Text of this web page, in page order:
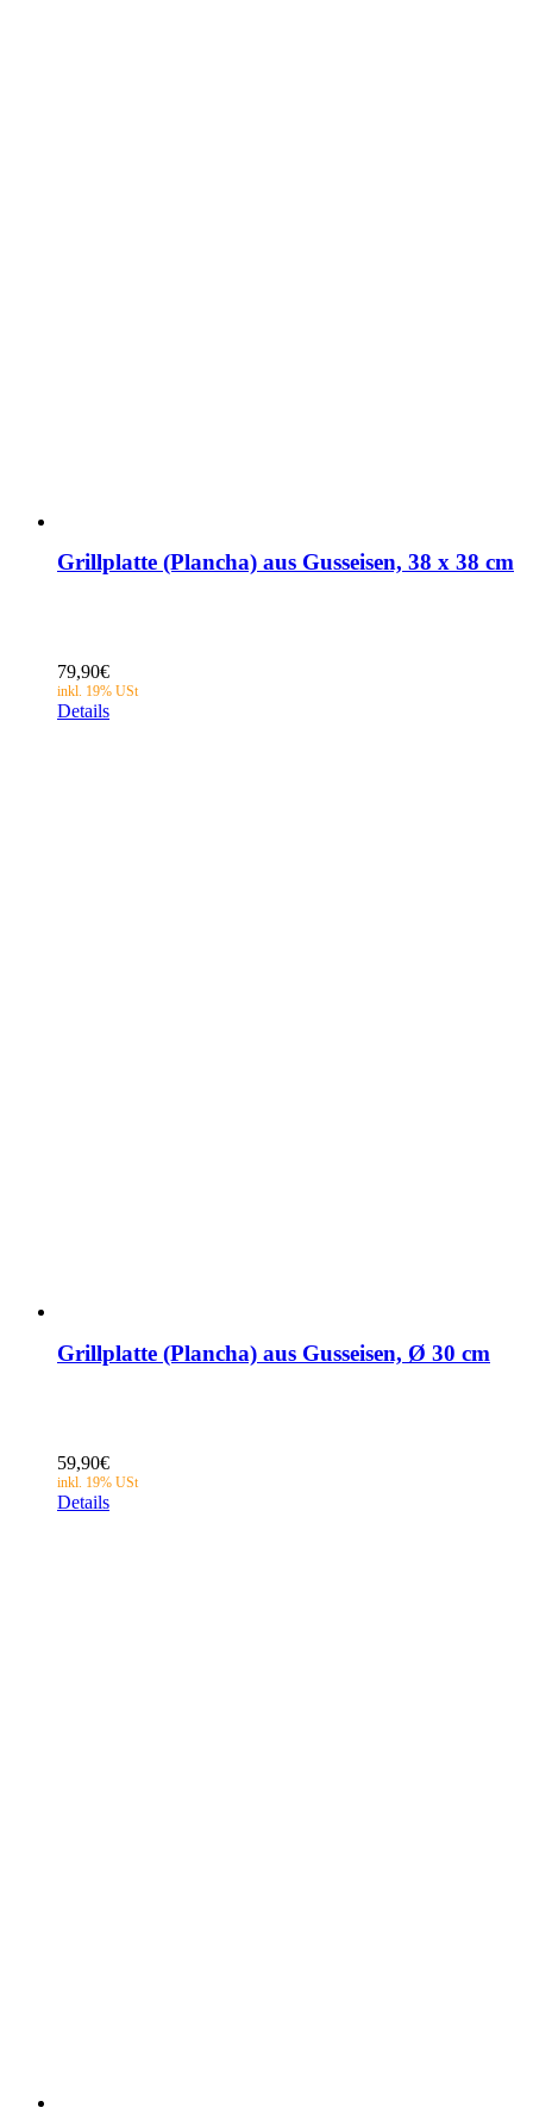
Grillplatte (Plancha) aus Gusseisen, 38 x 38 cm
79,90€
Details
Grillplatte (Plancha) aus Gusseisen, Ø 30 cm
59,90€
Details